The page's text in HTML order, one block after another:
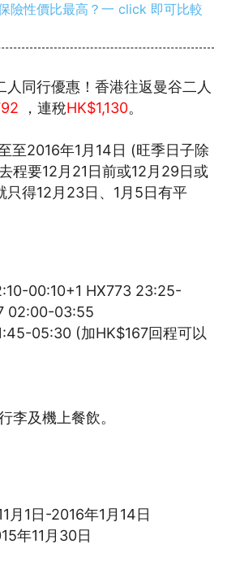
險性價比最高？一 click 即可比較
人同行優惠！香港往返曼谷二人
，連稅HK$1,130。
至2016年1月14日 (旺季日子除
程要12月21日前或12月29日或
只得12月23日、1月5日有平
00:10+1 HX773 23:25-
02:00-03:55
05:30 (加HK$167回程可以
李及機上餐飲。
月1日-2016年1月14日
年11月30日